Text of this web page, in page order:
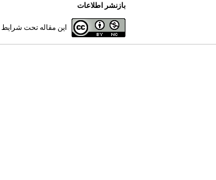
بازنشر اطلاعات
این مقاله تحت شرایط